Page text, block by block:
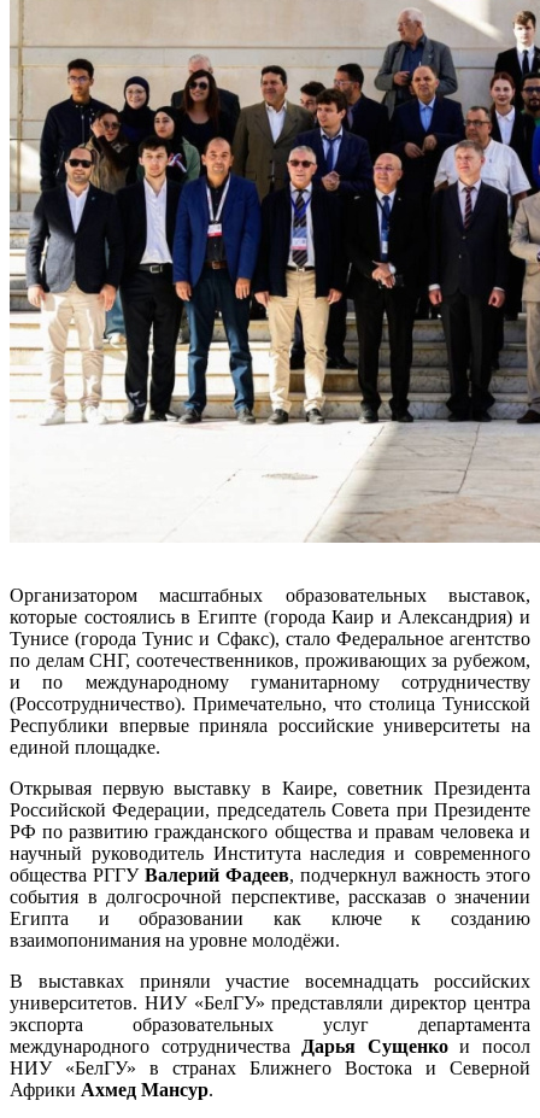
Организатором масштабных образовательных выставок,
которые состоялись в Египте (города Каир и Александрия) и
Тунисе (города Тунис и Сфакс), стало Федеральное агентство
по делам СНГ, соотечественников, проживающих за рубежом,
и по международному гуманитарному сотрудничеству
(Россотрудничество). Примечательно, что столица Тунисской
Республики впервые приняла российские университеты на
единой площадке.
Открывая первую выставку в Каире, советник Президента
Российской Федерации, председатель Совета при Президенте
РФ по развитию гражданского общества и правам человека и
научный руководитель Института наследия и современного
общества РГГУ Валерий Фадеев, подчеркнул важность этого
события в долгосрочной перспективе, рассказав о значении
Египта и образовании как ключе к созданию
взаимопонимания на уровне молодёжи.
В выставках приняли участие восемнадцать российских
университетов. НИУ «БелГУ» представляли директор центра
экспорта образовательных услуг департамента
международного сотрудничества
Дарья Сущенкои посол
НИУ «БелГУ» в странах Ближнего Востока и Северной
Африки Ахмед Мансур.